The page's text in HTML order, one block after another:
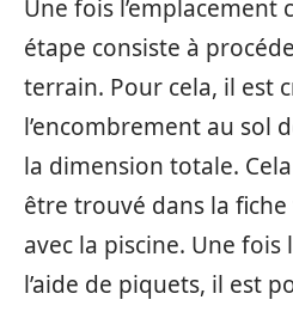
Une fois l’emplacement
étape consiste à
terrain. Pour cela, il est
l’encombrement au sol
la dimension totale.
être trouvé dans la
avec la piscine. Une
l’aide de piquets, il est